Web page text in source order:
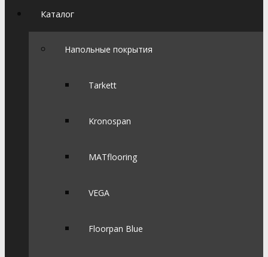
Каталог
Напольные покрытия
Tarkett
Kronospan
MATflooring
VEGA
Floorpan Blue